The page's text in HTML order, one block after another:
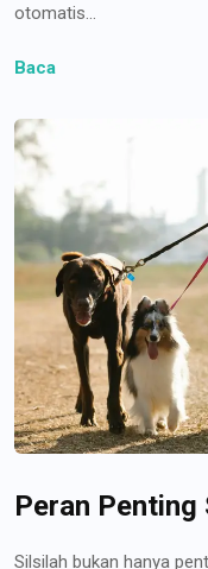
otomatis...
Baca
Peran Penting
Silsilah bukan hanya